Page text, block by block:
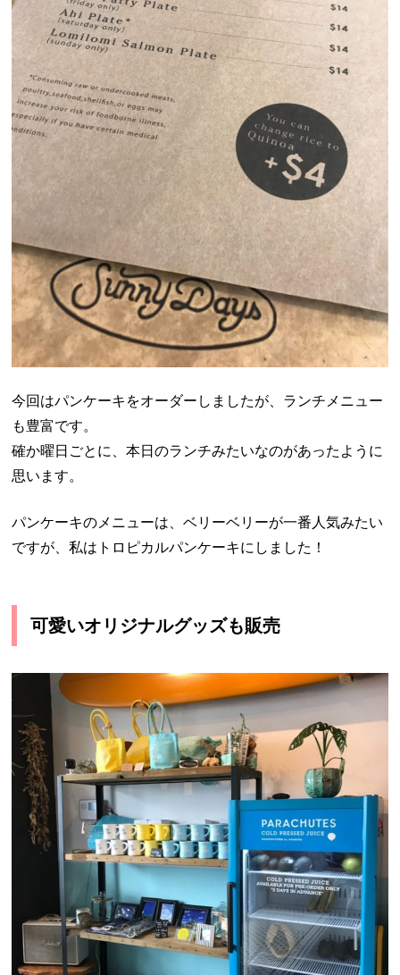
今回はパンケーキをオーダーしましたが、ランチメニュー
も豊富です。
確か曜日ごとに、本日のランチみたいなのがあったように
思います。
パンケーキのメニューは、ベリーベリーが一番人気みたい
ですが、私はトロピカルパンケーキにしました！
可愛いオリジナルグッズも販売